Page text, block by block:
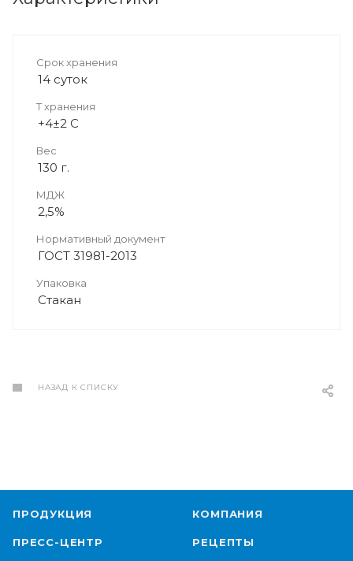
Cрок хранения
14 суток
T хранения
+4±2 C
Вес
130 г.
МДЖ
2,5%
Нормативный документ
ГОСТ 31981-2013
Упаковка
Стакан
НАЗАД К СПИСКУ
ПРОДУКЦИЯ КОМПАНИЯ
ПРЕСС-ЦЕНТР РЕЦЕПТЫ